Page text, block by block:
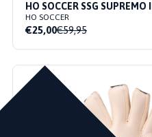
HO SOCCER SSG SUPREMO
HO SOCCER
€25,00€59,95